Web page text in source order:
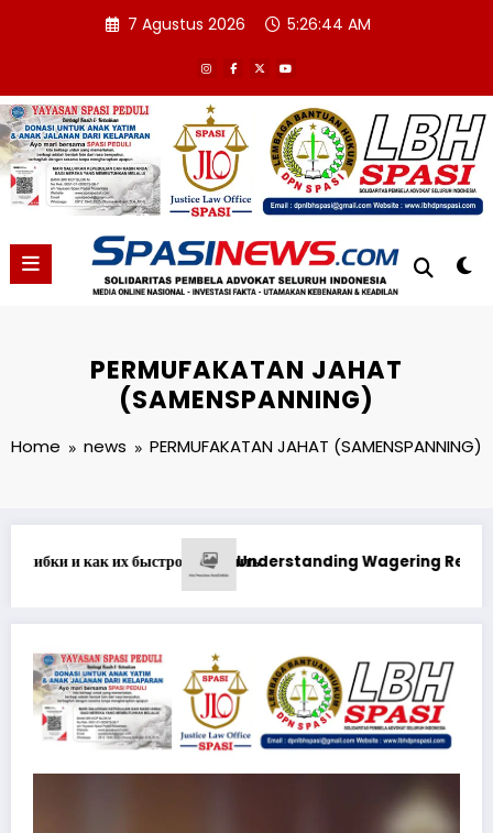
7 Agustus 2026 5:26:45 AM
PERMUFAKATAN JAHAT
(SAMENSPANNING)
Home news PERMUFAKATAN JAHAT (SAMENSPANNING)
at Best Online Casino in Canada Real Money
1xbet Бонусные